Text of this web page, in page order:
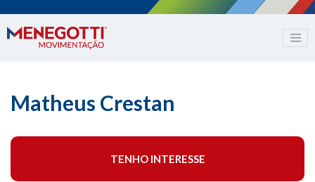
Matheus Crestan
TENHO INTERESSE